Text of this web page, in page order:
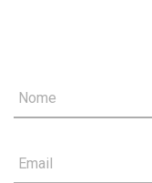
Nome
Email